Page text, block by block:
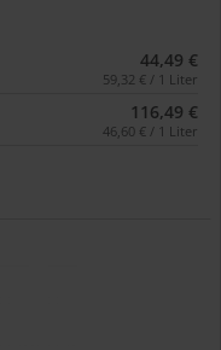
44,49 €
59,32 € / 1 Liter
116,49 €
46,60 € / 1 Liter